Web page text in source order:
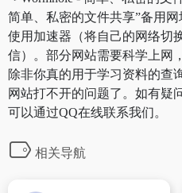
简单、私密的文件共享”备用
使用加速器（将自己的网络切
信）。部分网站需要科学上网
除非你真的用于学习资料的查
网站打不开的问题了。如有疑
可以通过QQ在线联系我们。
相关导航